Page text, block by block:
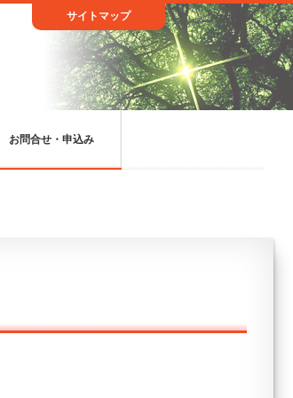
サイトマップ
お問合せ・申込み